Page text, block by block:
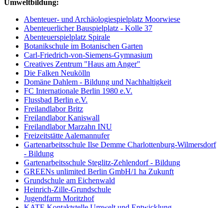
Umweltbildung:
Abenteuer- und Archäologiespielplatz Moorwiese
Abenteuerlicher Bauspielplatz - Kolle 37
Abenteuerspielplatz Spirale
Botanikschule im Botanischen Garten
Carl-Friedrich-von-Siemens-Gymnasium
Creatives Zentrum "Haus am Anger"
Die Falken Neukölln
Domäne Dahlem - Bildung und Nachhaltigkeit
FC Internationale Berlin 1980 e.V.
Flussbad Berlin e.V.
Freilandlabor Britz
Freilandlabor Kaniswall
Freilandlabor Marzahn INU
Freizeitstätte Aalemannufer
Gartenarbeitsschule Ilse Demme Charlottenburg-Wilmersdorf
- Bildung
Gartenarbeitsschule Steglitz-Zehlendorf - Bildung
GREENs unlimited Berlin GmbH/1 ha Zukunft
Grundschule am Eichenwald
Heinrich-Zille-Grundschule
Jugendfarm Moritzhof